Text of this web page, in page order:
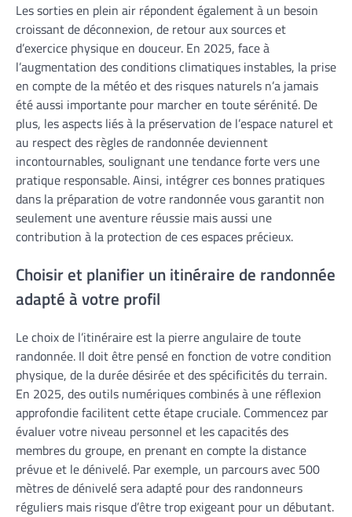
Les sorties en plein air répondent également à un besoin
croissant de déconnexion, de retour aux sources et
d’exercice physique en douceur. En 2025, face à
l’augmentation des conditions climatiques instables, la prise
en compte de la météo et des risques naturels n’a jamais
été aussi importante pour marcher en toute sérénité. De
plus, les aspects liés à la préservation de l’espace naturel et
au respect des règles de randonnée deviennent
incontournables, soulignant une tendance forte vers une
pratique responsable. Ainsi, intégrer ces bonnes pratiques
dans la préparation de votre randonnée vous garantit non
seulement une aventure réussie mais aussi une
contribution à la protection de ces espaces précieux.
Choisir et planifier un itinéraire de randonnée
adapté à votre profil
Le choix de l’itinéraire est la pierre angulaire de toute
randonnée. Il doit être pensé en fonction de votre condition
physique, de la durée désirée et des spécificités du terrain.
En 2025, des outils numériques combinés à une réflexion
approfondie facilitent cette étape cruciale. Commencez par
évaluer votre niveau personnel et les capacités des
membres du groupe, en prenant en compte la distance
prévue et le dénivelé. Par exemple, un parcours avec 500
mètres de dénivelé sera adapté pour des randonneurs
réguliers mais risque d’être trop exigeant pour un débutant.